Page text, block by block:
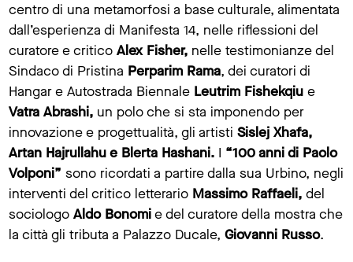
centro di una metamorfosi a base culturale, alimentata
dall’esperienza di Manifesta 14, nelle riflessioni del
curatore e critico Alex Fisher,nelle testimonianze del
Sindaco di Pristina Perparim Rama, dei curatori di
Hangar e Autostrada Biennale Leutrim Fishekqiu e
Vatra Abrashi, un polo che si sta imponendo per
innovazione e progettualità, gli artisti Sislej Xhafa,
Artan Hajrullahu e Blerta Hashani. I “100 anni di Paolo
Volponi” sono ricordati a partire dalla sua Urbino, negli
interventi del critico letterario Massimo Raffaeli, del
sociologo Aldo Bonomie del curatore della mostra che
la città gli tributa a Palazzo Ducale, Giovanni Russo.